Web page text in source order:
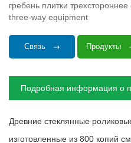
гребень плитки
three-way equipment
Связь Продукты
Подробная информация о
Древние стеклянные
изготовленные из 800 копий